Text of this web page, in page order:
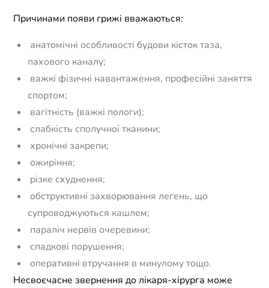
Причинами появи грижі вважаються:
анатомічні особливості будови кісток таза,
пахового каналу;
важкі фізичні навантаження, професійні заняття
спортом;
вагітність (важкі пологи);
слабкість сполучної тканини;
хронічні закрепи;
ожиріння;
різке схуднення;
обструктивні захворювання легень, що
супроводжуються кашлем;
параліч нервів очеревини;
спадкові порушення;
оперативні втручання в минулому тощо.
Несвоєчасне звернення до лікаря-хірурга може